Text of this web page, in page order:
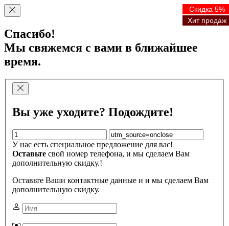
Спасибо!
Мы свяжемся с вами в ближайшее
время.
Вы уже уходите? Подождите!
У нас есть специальное предложение для вас!
Оставьте свой номер телефона, и мы сделаем Вам
дополнительную скидку.!
Оставьте Ваши контактные данные и и мы сделаем Вам
дополнительную скидку.
Скидка 5%
Хит продаж
Скидка 5%
Хит продаж
Скидка 5%
Хит продаж
Скидка 5%
Хит продаж